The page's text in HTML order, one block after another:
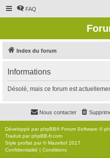
FAQ
Index du forum
Informations
Désolé, mais ce forum est
Nous contacter
Développé parphpBB® Forum Software ©
Traduit parphpBB-fr.com
Style proflat par ©Mazeltof 2017
Confidentialité | Conditions